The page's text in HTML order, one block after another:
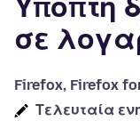
Ύποπτη
σε
Firefox, Firefox
Τελευταία